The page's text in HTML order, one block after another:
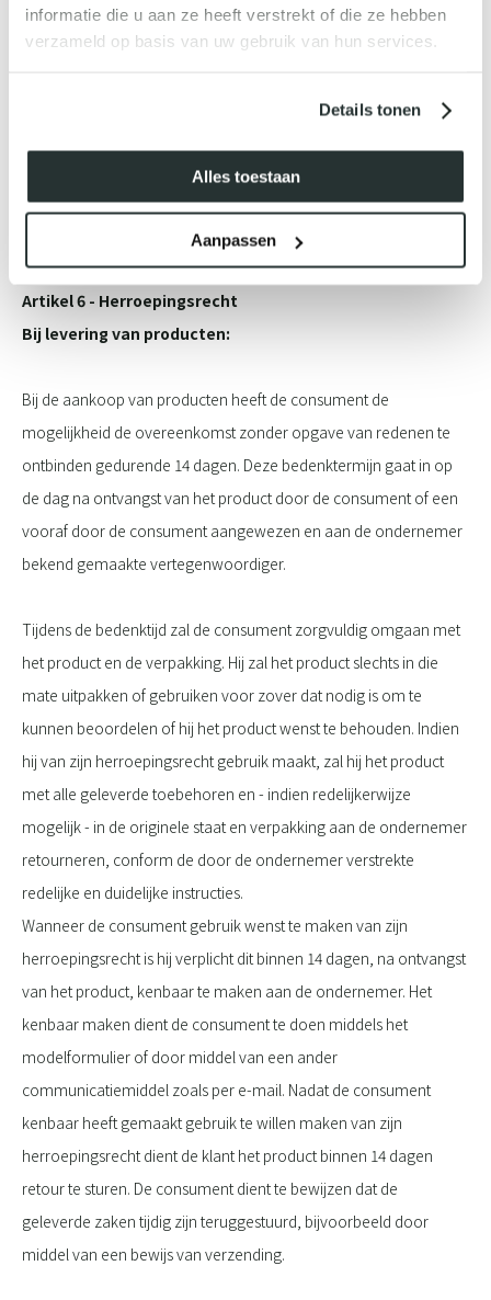
informatie die u aan ze heeft verstrekt of die ze hebben
verzameld op basis van uw gebruik van hun services.
Details tonen
Alles toestaan
Aanpassen
overeenkomst een duur heeft van meer dan één jaar of van
onbepaalde duur is.
In geval van een duurtransactie is de bepaling in het vorige lid
Iedere overeenkomst wordt aangegaan onder de opschortende
voorwaarden van voldoende beschikbaarheid van de
Artikel 6 - Herroepingsrecht
Bij levering van producten:
Bij de aankoop van producten heeft de consument de
mogelijkheid de overeenkomst zonder opgave van redenen te
ontbinden gedurende 14 dagen. Deze bedenktermijn gaat in op
de dag na ontvangst van het product door de consument of een
vooraf door de consument aangewezen en aan de ondernemer
bekend gemaakte vertegenwoordiger.
Tijdens de bedenktijd zal de consument zorgvuldig omgaan met
het product en de verpakking. Hij zal het product slechts in die
mate uitpakken of gebruiken voor zover dat nodig is om te
kunnen beoordelen of hij het product wenst te behouden. Indien
hij van zijn herroepingsrecht gebruik maakt, zal hij het product
met alle geleverde toebehoren en - indien redelijkerwijze
mogelijk - in de originele staat en verpakking aan de ondernemer
retourneren, conform de door de ondernemer verstrekte
redelijke en duidelijke instructies.
Wanneer de consument gebruik wenst te maken van zijn
herroepingsrecht is hij verplicht dit binnen 14 dagen, na ontvangst
van het product, kenbaar te maken aan de ondernemer. Het
kenbaar maken dient de consument te doen middels het
modelformulier of door middel van een ander
communicatiemiddel zoals per e-mail. Nadat de consument
kenbaar heeft gemaakt gebruik te willen maken van zijn
herroepingsrecht dient de klant het product binnen 14 dagen
retour te sturen. De consument dient te bewijzen dat de
geleverde zaken tijdig zijn teruggestuurd, bijvoorbeeld door
middel van een bewijs van verzending.